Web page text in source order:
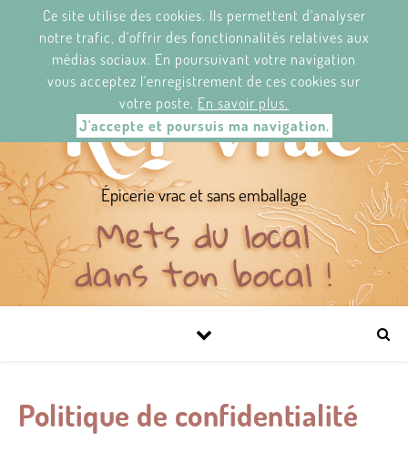
KER'VRAC. 2 RUE/STRAED JEAN LE BERRE,
29120 PONT-L'ABBÉ/ PONT-N'ABAD.
DU MARDI AU SAMEDI DE 11H À 19H30.
NEWS-LETTER
FACEBOOK
Épicerie vrac et sans emballage
Politique de confidentialité
Ce site utilise des cookies. Ils permettent d'analyser
notre trafic, d'offrir des fonctionnalités relatives aux
médias sociaux. En poursuivant votre navigation
vous acceptez l'enregistrement de ces cookies sur
votre poste. En savoir plus.
J'accepte et poursuis ma navigation.